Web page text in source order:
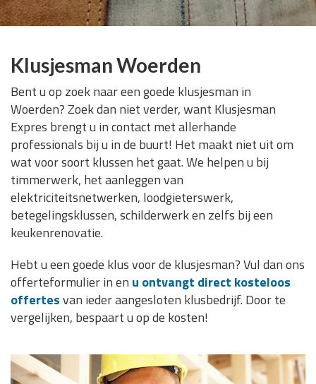
Klusjesman Woerden
Bent u op zoek naar een goede klusjesman in
Woerden? Zoek dan niet verder, want Klusjesman
Expres brengt u in contact met allerhande
professionals bij u in de buurt! Het maakt niet uit om
wat voor soort klussen het gaat. We helpen u bij
timmerwerk, het aanleggen van
elektriciteitsnetwerken, loodgieterswerk,
betegelingsklussen, schilderwerk en zelfs bij een
keukenrenovatie.
Hebt u een goede klus voor de klusjesman? Vul dan ons
offerteformulier in en u ontvangt direct kosteloos
offertesvan ieder aangesloten klusbedrijf. Door te
vergelijken, bespaart u op de kosten!